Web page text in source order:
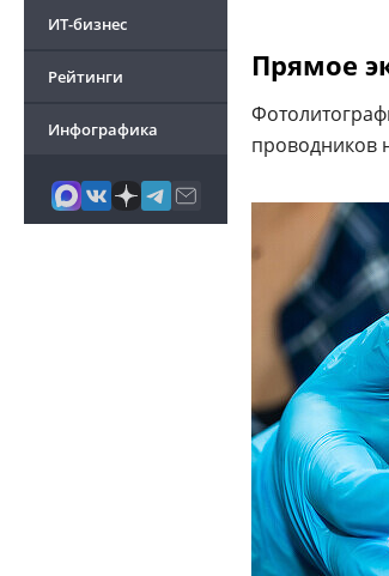
ИТ-бизнес
Рейтинги
Инфографика
Прямое
проводников